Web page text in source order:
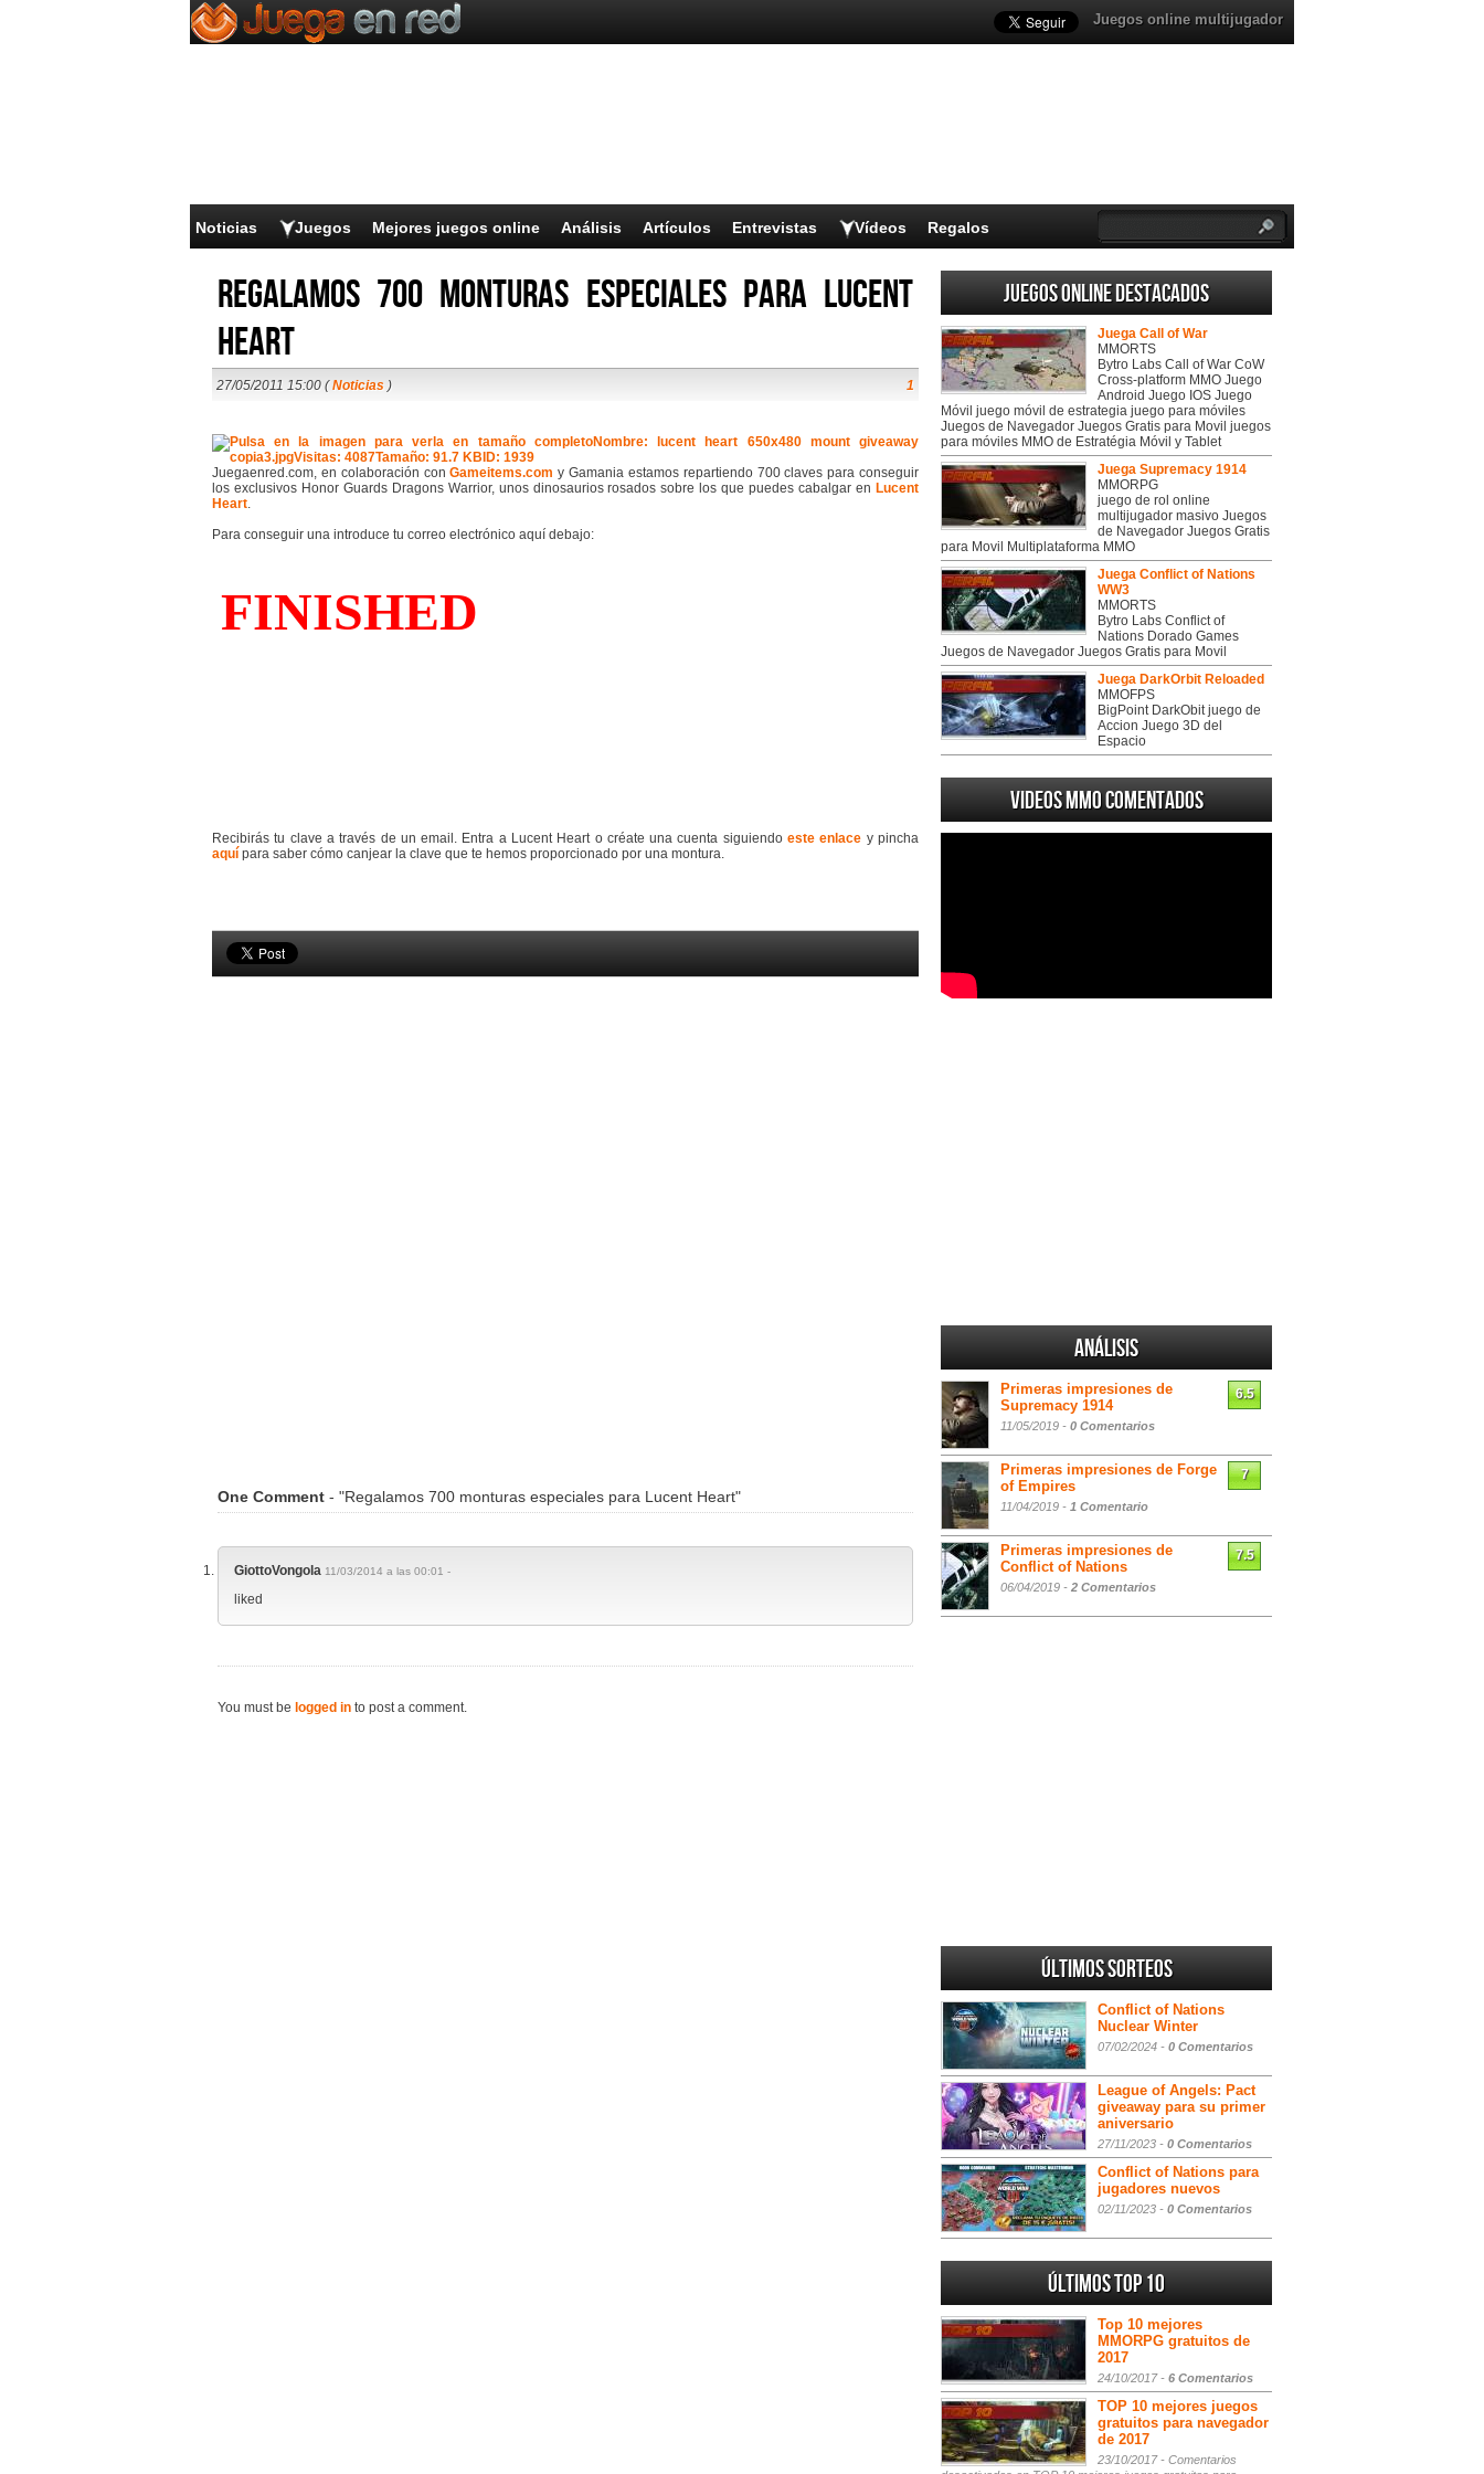
Juegos online multijugador
Noticias Juegos Mejores juegos online Análisis Artículos Entrevistas Vídeos Regalos
Regalamos 700 monturas especiales para Lucent
Heart
27/05/2011 15:00 (Noticias ) 1
Juegaenred.com, en colaboración conGameitems.com y Gamania estamos repartiendo 700 claves para conseguir
los exclusivos Honor Guards Dragons Warrior, unos dinosaurios rosados sobre los que puedes cabalgar en Lucent
Heart.
Para conseguir una introduce tu correo electrónico aquí debajo:
Recibirás tu clave a través de un email. Entra a Lucent Heart o créate una cuenta siguiendoeste enlace y pincha
aquí para saber cómo canjear la clave que te hemos proporcionado por una montura.
One Comment - "Regalamos 700 monturas especiales para Lucent Heart"
GiottoVongola 11/03/2014 a las 00:01 -
liked
You must be logged in to post a comment.
Juegos online destacados
Juega Call of War
MMORTS
Bytro Labs Call of War CoW
Cross-platform MMO Juego
Android Juego IOS Juego
Móvil juego móvil de estrategia juego para móviles
Juegos de Navegador Juegos Gratis para Movil juegos
para móviles MMO de Estratégia Móvil y Tablet
Juega Supremacy 1914
MMORPG
juego de rol online
multijugador masivo Juegos
de Navegador Juegos Gratis
para Movil Multiplataforma MMO
Juega Conflict of Nations
WW3
MMORTS
Bytro Labs Conflict of
Nations Dorado Games
Juegos de Navegador Juegos Gratis para Movil
Juega DarkOrbit Reloaded
MMOFPS
BigPoint DarkObit juego de
Accion Juego 3D del
Espacio
Videos MMO Comentados
Análisis
Primeras impresiones de
Supremacy 1914
11/05/2019 - 0 Comentarios
6.5
Primeras impresiones de Forge
of Empires
11/04/2019 - 1 Comentario
7
Primeras impresiones de
Conflict of Nations
06/04/2019 - 2 Comentarios
7.5
Últimos sorteos
Conflict of Nations
Nuclear Winter
07/02/2024 - 0 Comentarios
League of Angels: Pact
giveaway para su primer
aniversario
27/11/2023 - 0 Comentarios
Conflict of Nations para
jugadores nuevos
02/11/2023 - 0 Comentarios
Últimos Top 10
Top 10 mejores
MMORPG gratuitos de
2017
24/10/2017 - 6 Comentarios
TOP 10 mejores juegos
gratuitos para navegador
de 2017
23/10/2017 - Comentarios